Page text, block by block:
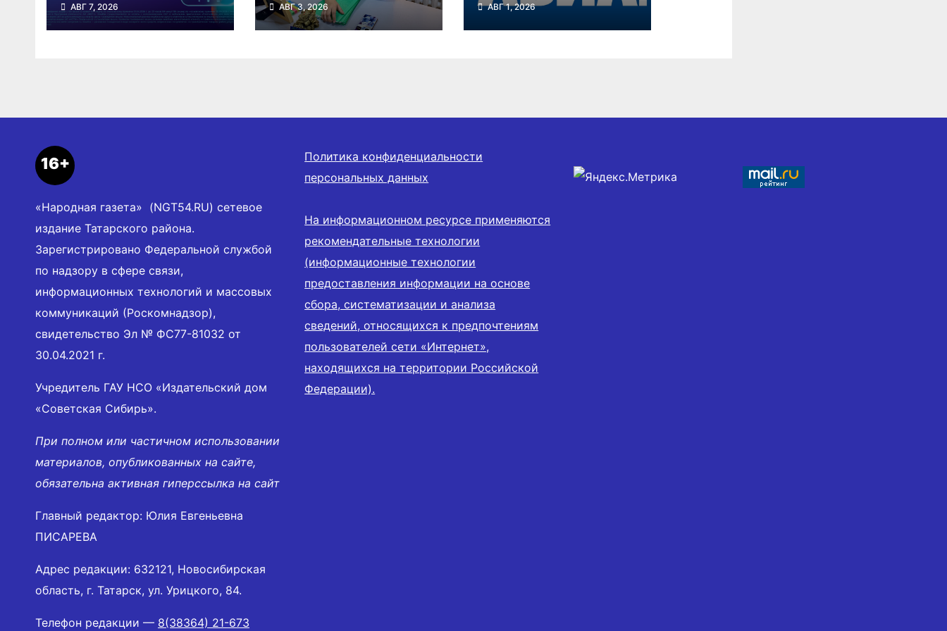
оплату ЖКУ через
СБП в
АВГ 7, 2026
страдает жировой
болезнью печени
АВГ 3, 2026
в небо в
Новосибирской
АВГ 1, 2026
16+
«Народная газета» (NGT54.RU) сетевое
издание Татарского района.
Зарегистрировано Федеральной службой
по надзору в сфере связи,
информационных технологий и массовых
коммуникаций (Роскомнадзор),
свидетельство Эл № ФС77-81032 от
30.04.2021 г.
Учредитель ГАУ НСО «Издательский дом
«Советская Сибирь».
При полном или частичном использовании
материалов, опубликованных на сайте,
обязательна активная гиперссылка на сайт
Главный редактор: Юлия Евгеньевна
ПИСАРЕВА
Адрес редакции: 632121, Новосибирская
область, г. Татарск, ул. Урицкого, 84.
Телефон редакции — 8(38364) 21-673
Политика конфиденциальности
персональных данных
На информационном ресурсе применяются
рекомендательные технологии
(информационные технологии
предоставления информации на основе
сбора, систематизации и анализа
сведений, относящихся к предпочтениям
пользователей сети «Интернет»,
находящихся на территории Российской
Федерации).